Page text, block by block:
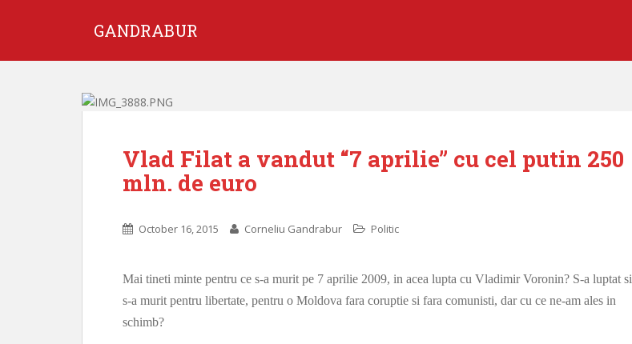
GANDRABUR
Vlad Filat a vandut “7 aprilie” cu cel putin 250
mln. de euro
October 16, 2015 Corneliu Gandrabur Politic
Mai tineti minte pentru ce s-a murit pe 7 aprilie 2009, in acea lupta cu Vladimir Voronin? S-a luptat si
s-a murit pentru libertate, pentru o Moldova fara coruptie si fara comunisti, dar cu ce ne-am ales in
schimb?